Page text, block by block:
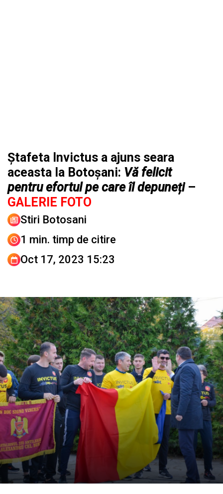
Ștafeta Invictus a ajuns seara
aceasta la Botoșani: Vă felicit
pentru efortul pe care îl depuneți –
GALERIE FOTO
Stiri Botosani
1 min. timp de citire
Oct 17, 2023 15:23